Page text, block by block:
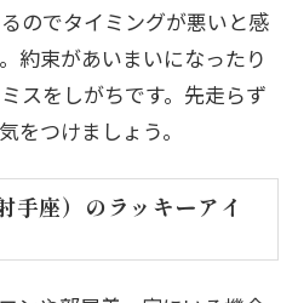
のでタイミングが悪いと感
約束があいまいになったり
スをしがちです。先走らず
をつけましょう。
座）のラッキーアイ